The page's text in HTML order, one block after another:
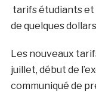
tarifs étudiants et
de quelques
Les nouveaux
juillet, début de
communiqué de